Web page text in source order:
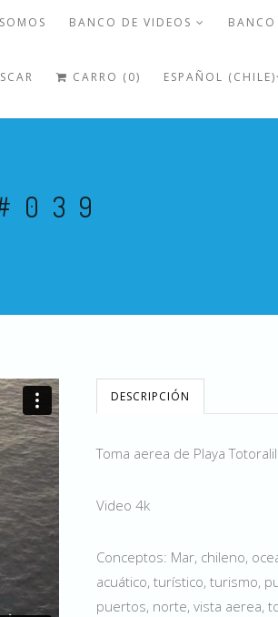
BANCO DE VIDEOS
CARRO (0) ESPAÑOL (CHILE)
DESCRIPCIÓN
Toma aerea de Playa
Video 4k
Conceptos: Mar, chileno,
acuático, turístico, turismo,
puertos, norte, vista aerea,